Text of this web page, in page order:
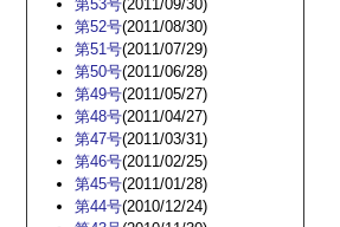
第53号(2011/09/30)
第52号(2011/08/30)
第51号(2011/07/29)
第50号(2011/06/28)
第49号(2011/05/27)
第48号(2011/04/27)
第47号(2011/03/31)
第46号(2011/02/25)
第45号(2011/01/28)
第44号(2010/12/24)